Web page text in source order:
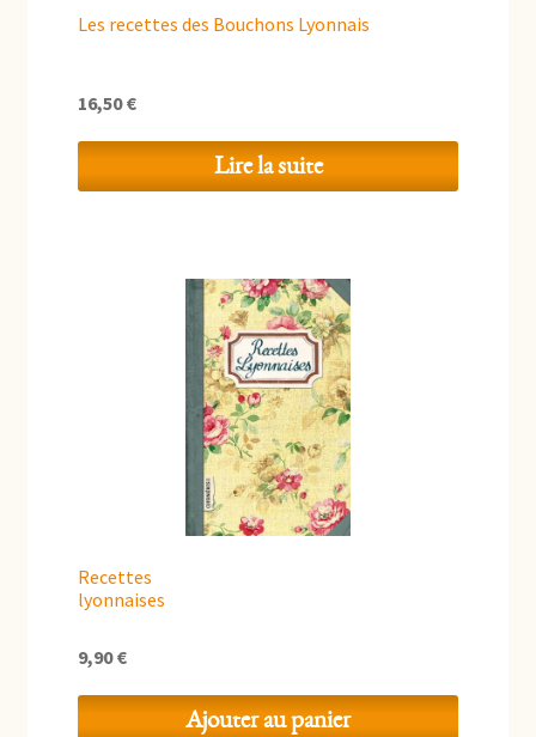
Les recettes des Bouchons Lyonnais
16,50€
Lire la suite
Recettes
lyonnaises
9,90€
Ajouter au panier